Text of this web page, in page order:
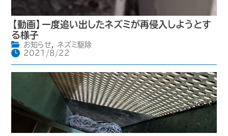
【動画】一度追い出したネズミが再侵入しようとす
る様子
お知らせ,
ネズミ駆除
2021/8/22